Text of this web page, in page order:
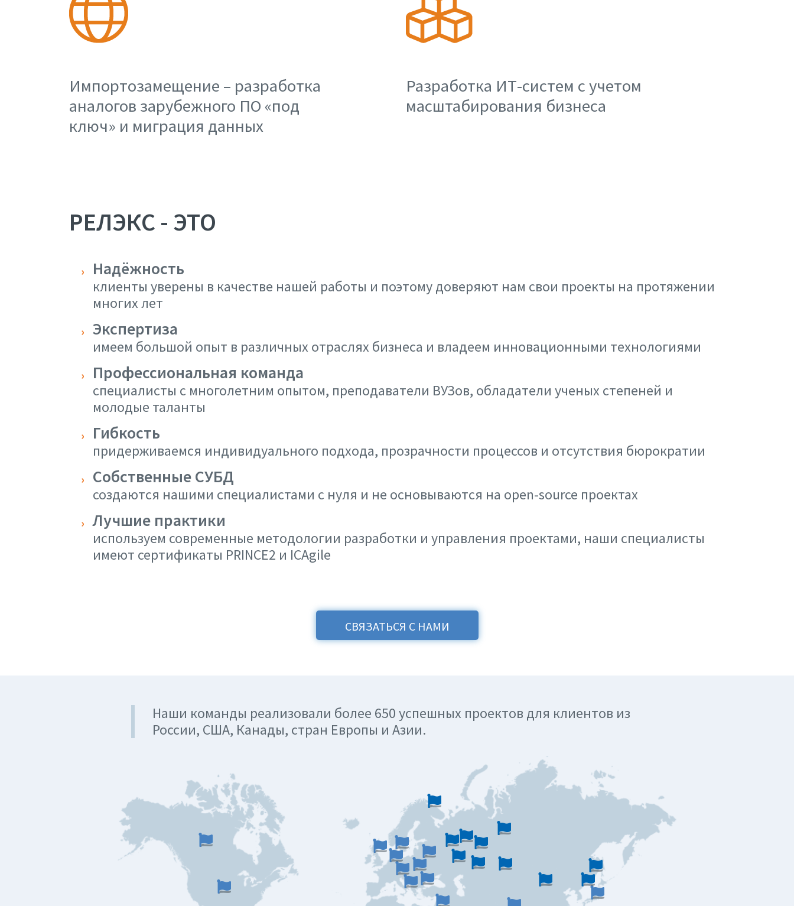
Импортозамещение – разработка
аналогов зарубежного ПО «под
ключ» и миграция данных
Разработка ИТ-систем с учетом
масштабирования бизнеса
РЕЛЭКС - ЭТО
Надёжность
клиенты уверены в качестве нашей работы и поэтому доверяют нам свои проекты на протяжении
многих лет
Экспертиза
имеем большой опыт в различных отраслях бизнеса и владеем инновационными технологиями
Профессиональная команда
специалисты с многолетним опытом, преподаватели ВУЗов, обладатели ученых степеней и
молодые таланты
Гибкость
придерживаемся индивидуального подхода, прозрачности процессов и отсутствия бюрократии
Собственные СУБД
создаются нашими специалистами с нуля и не основываются на open-source проектах
Лучшие практики
используем современные методологии разработки и управления проектами, наши специалисты
имеют сертификаты PRINCE2 и ICAgile
СВЯЗАТЬСЯ С НАМИ
Наши команды реализовали более 650 успешных проектов для клиентов из
России, США, Канады, стран Европы и Азии.